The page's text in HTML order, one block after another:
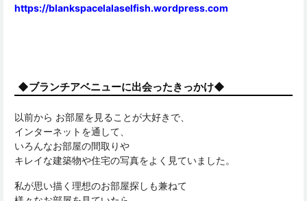
https://blankspacelalaselfish.wordpress.com
◆ブランチアベニューに出会ったきっかけ◆
以前から お部屋を見ることが大好きで、
インターネットを通して、
いろんなお部屋の間取りや
キレイな建築物や住宅の写真をよく見ていました。
私が思い描く理想のお部屋探しも兼ねて